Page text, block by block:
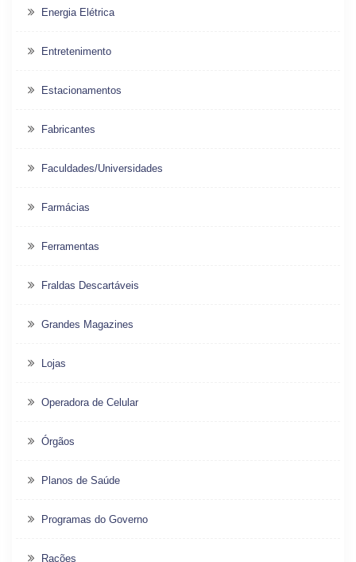
Energia Elétrica
Entretenimento
Estacionamentos
Fabricantes
Faculdades/Universidades
Farmácias
Ferramentas
Fraldas Descartáveis
Grandes Magazines
Lojas
Operadora de Celular
Órgãos
Planos de Saúde
Programas do Governo
Rações